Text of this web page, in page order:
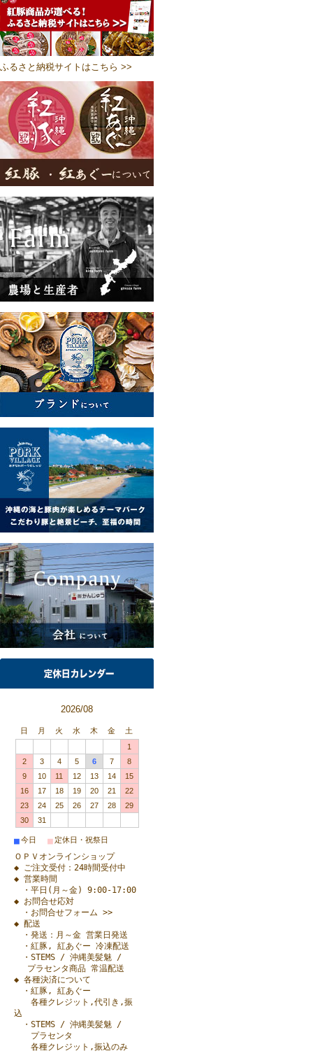
ふるさと納税サイトはこちら >>
2026/08
日 月 火 水 木 金
土
1
2
3 4 5 6 7
8
9
10 11 12 13 14
15
16
17 18 19 20 21
22
23
24 25 26 27 28
29
30
31
■今日 ■定休日・祝祭日
ＯＰＶオンラインショップ
◆ ご注文受付：24時間受付中
◆ 営業時間
・平日(月～金) 9:00-17:00
◆ お問合せ応対
・お問合せフォーム >>
◆ 配送
・発送：月～金 営業日発送
・紅豚, 紅あぐー 冷凍配送
・STEMS / 沖縄美髪魅 /
プラセンタ商品 常温配送
◆ 各種決済について
・紅豚, 紅あぐー
各種クレジット,代引き,振
込
・STEMS / 沖縄美髪魅 /
プラセンタ
各種クレジット,振込のみ